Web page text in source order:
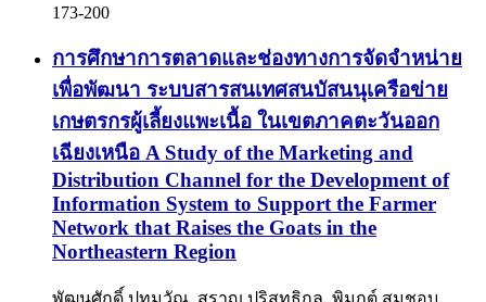
173-200
การศึกษาการตลาดและช่องทางการจัดจำหน่าย
เพื่อพัฒนา ระบบสารสนเทศสนบัสนนุเครือข่าย
เกษตรกรผู้เลี้ยงแพะเนื้อ ในเขตภาคตะวันออก
เฉียงเหนือ A Study of the Marketing and
Distribution Channel for the Development of
Information System to Support the Farmer
Network that Raises the Goats in the
Northeastern Region